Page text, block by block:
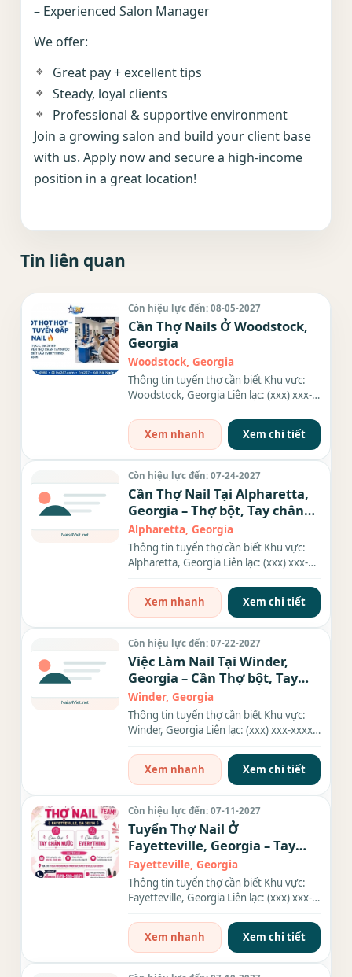
– Experienced Salon Manager
We offer:
Great pay + excellent tips
Steady, loyal clients
Professional & supportive environment
Join a growing salon and build your client base
with us. Apply now and secure a high-income
position in a great location!
Tin liên quan
Còn hiệu lực đến: 08-05-2027
Cần Thợ Nails Ở Woodstock,
Georgia
Woodstock, Georgia
Thông tin tuyển thợ cần biết Khu vực:
Woodstock, Georgia Liên lạc: (xxx) xxx-
Xem nhanh
Xem chi tiết
Còn hiệu lực đến: 07-24-2027
Cần Thợ Nail Tại Alpharetta,
Georgia – Thợ bột, Tay chân
nước, Gel
Alpharetta, Georgia
Thông tin tuyển thợ cần biết Khu vực:
Alpharetta, Georgia Liên lạc: (xxx) xxx-
Xem nhanh
Xem chi tiết
Còn hiệu lực đến: 07-22-2027
Việc Làm Nail Tại Winder,
Georgia – Cần Thợ bột, Tay
chân nước
Winder, Georgia
Thông tin tuyển thợ cần biết Khu vực:
Winder, Georgia Liên lạc: (xxx) xxx-xxxx
Xem nhanh
Xem chi tiết
Còn hiệu lực đến: 07-11-2027
Tuyển Thợ Nail Ở
Fayetteville, Georgia – Tay
chân nước, Everything
Fayetteville, Georgia
Thông tin tuyển thợ cần biết Khu vực:
Fayetteville, Georgia Liên lạc: (xxx) xxx-
Xem nhanh
Xem chi tiết